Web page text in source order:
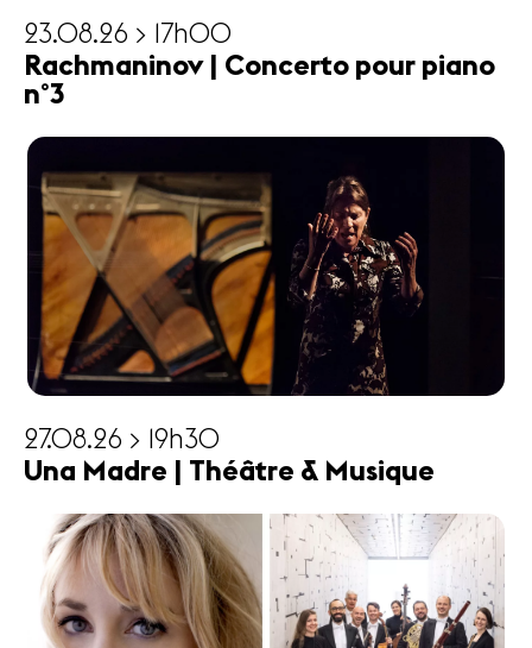
23.08.26 > 17h00
Rachmaninov | Concerto pour piano
n°3
27.08.26 > 19h30
Una Madre | Théâtre & Musique